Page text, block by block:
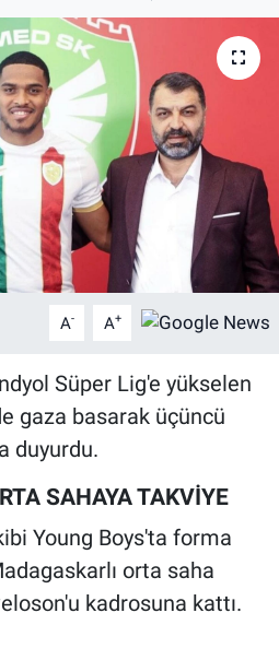
A- A+
Süper Lig'e yükselen
gaza basarak üçüncü
duyurdu.
SAHAYA TAKVİYE
Young Boys'ta forma
orta saha
kadrosuna kattı.